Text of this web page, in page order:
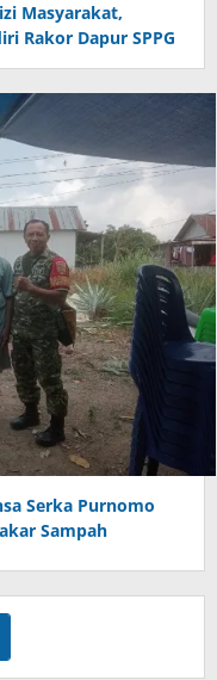
Masyarakat,
Rakor Dapur SPPG
Serka Purnomo
Sampah